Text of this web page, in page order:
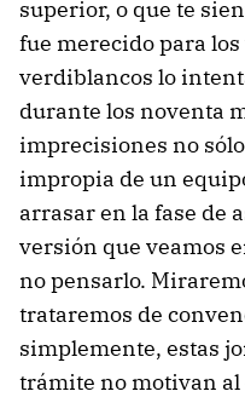
superior, o que te
fue merecido para
verdiblancos lo
durante los noventa
imprecisiones no
impropia de un
arrasar en la fase de
versión que veamos
no pensarlo.
trataremos de
simplemente, estas
trámite no motivan al